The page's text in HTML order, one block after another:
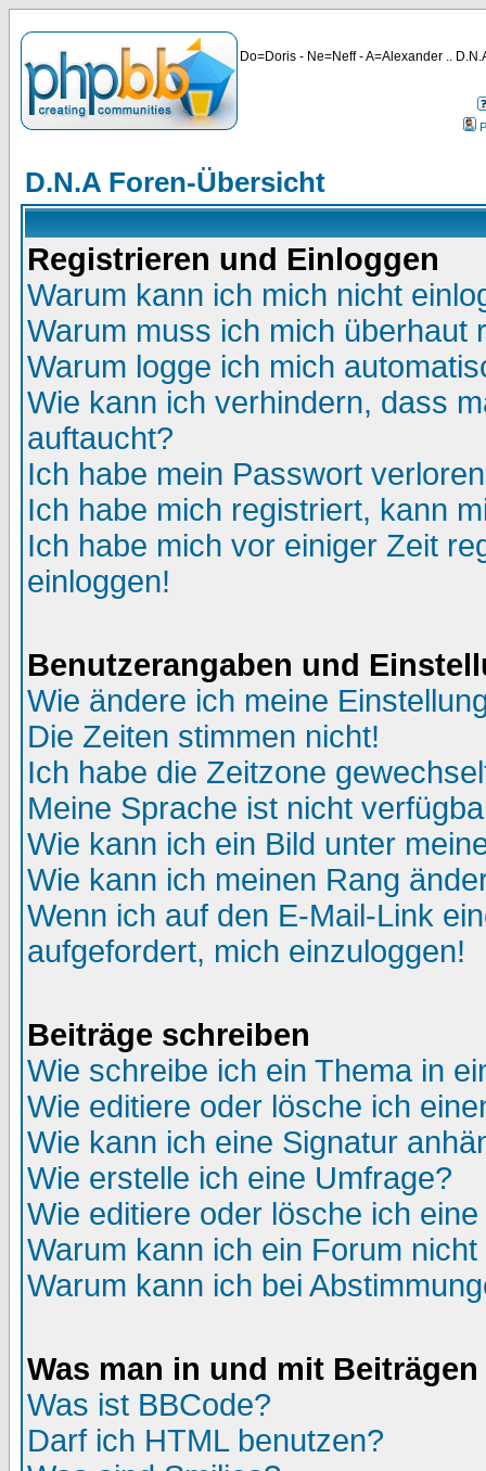
Do=Doris - Ne=Neff - A=Alexander ..
D.N.A Foren-Übersicht
Registrieren und Einloggen
Warum kann ich mich nicht
Warum muss ich mich überhaut
Warum logge ich mich
Wie kann ich verhindern, dass
auftaucht?
Ich habe mein Passwort
Ich habe mich registriert, kann
Ich habe mich vor einiger Zeit
einloggen!
Benutzerangaben und
Wie ändere ich meine
Die Zeiten stimmen nicht!
Ich habe die Zeitzone
Meine Sprache ist nicht
Wie kann ich ein Bild unter
Wie kann ich meinen Rang
Wenn ich auf den E-Mail-Link
aufgefordert, mich einzuloggen!
Beiträge schreiben
Wie schreibe ich ein Thema in
Wie editiere oder lösche ich
Wie kann ich eine Signatur
Wie erstelle ich eine Umfrage?
Wie editiere oder lösche ich
Warum kann ich ein Forum
Warum kann ich bei
Was man in und mit
Was ist BBCode?
Darf ich HTML benutzen?